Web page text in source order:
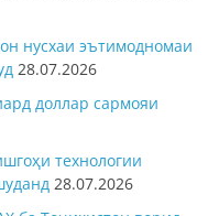
нусхаи эътимодномаи
28.07.2026
доллар сармояи
технологии
28.07.2026